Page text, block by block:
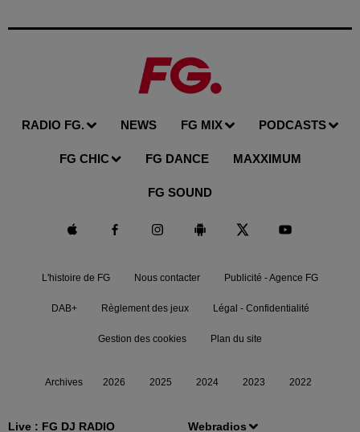
Live : FG DJ RADIO Webradios
RADIO FG. NEWS FG MIX PODCASTS
FG CHIC FG DANCE MAXXIMUM
FG SOUND
L'histoire de FG Nous contacter Publicité - Agence FG
DAB+ Règlement des jeux Légal - Confidentialité
Gestion des cookies Plan du site
Archives 2026 2025 2024 2023 2022